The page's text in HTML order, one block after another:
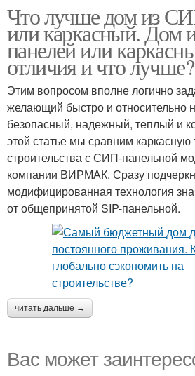
Недорогой дом
Что лучше дом из
или каркасный. Дом
панелей или
отличия и что лучше?
Этим вопросом вполне логично
желающий быстро и относительно
безопасный, надежный, теплый и
этой статье мы сравним каркасную
строительства с СИП-панельной
компании ВИРМАК. Сразу
модифицированная технология
от общепринятой SIP-панельной.
читать дальше →
Вас может